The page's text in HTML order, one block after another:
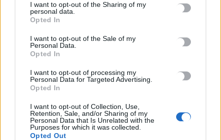
I want to opt-out of the Sharing of my
personal data.
Opted In
I want to opt-out of the Sale of my
Personal Data.
Opted In
I want to opt-out of processing my
Personal Data for Targeted Advertising.
Opted In
I want to opt-out of Collection, Use,
Retention, Sale, and/or Sharing of my
Personal Data that Is Unrelated with the
Purposes for which it was collected.
Opted Out